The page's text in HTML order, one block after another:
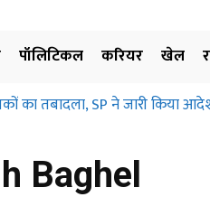
पॉलिटिकल करियर खेल
का तबादला, SP ने जारी किया
Baghel